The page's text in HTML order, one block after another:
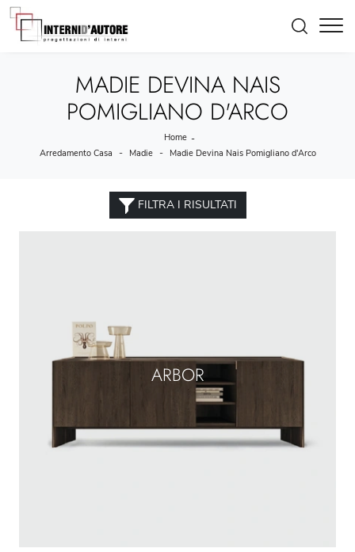
MADIE DEVINA NAIS
POMIGLIANO D'ARCO
Home -
Arredamento Casa - Madie - Madie Devina Nais Pomigliano d'Arco
FILTRA I RISULTATI
ARBOR